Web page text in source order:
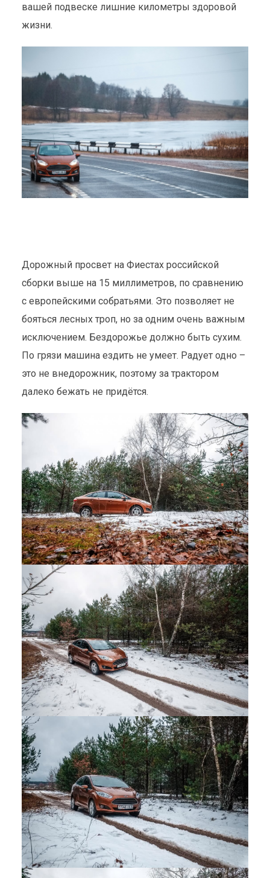
вашей подвеске лишние километры здоровой
жизни.
Дорожный просвет на Фиестах российской
сборки выше на 15 миллиметров, по сравнению
с европейскими собратьями. Это позволяет не
бояться лесных троп, но за одним очень важным
исключением. Бездорожье должно быть сухим.
По грязи машина ездить не умеет. Радует одно –
это не внедорожник, поэтому за трактором
далеко бежать не придётся.